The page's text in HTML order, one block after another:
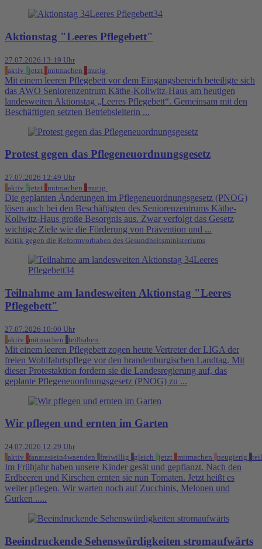
Aktionstag "Leeres Pflegebett"
27.07.2026 13:19 Uhr
aktiv
jetzt mitmachen mutig
Mit einem leeren Pflegebett vor dem Eingangsbereich beteiligte sich
das AWO Seniorenzentrum Käthe-Kollwitz-Haus am heutigen
landesweiten Aktionstag „Leeres Pflegebett“. Gemeinsam mit den
Beschäftigten setzten Betriebsleiterin ...
Protest gegen das Pflegeneuordnungsgesetz
27.07.2026 12:49 Uhr
aktiv
jetzt mitmachen mutig
Die geplanten Änderungen im Pflegeneuordnungsgesetz (PNOG)
lösen auch bei den Beschäftigten des Seniorenzentrums Käthe-
Kollwitz-Haus große Besorgnis aus. Zwar verfolgt das Gesetz
wichtige Ziele wie die Förderung von Prävention und ...
Kritik gegen die Reformvorhaben des Gesundheitsministeriums
Teilnahme am landesweiten Aktionstag "Leeres
Pflegebett"
27.07.2026 10:00 Uhr
aktiv
mitmachen teilhaben
Mit einem leeren Pflegebett zogen heute Vertreter der LIGA der
freien Wohlfahrtspflege vor den brandenburgischen Landtag. Mit
dieser Protestaktion fordern sie die Landesregierung auf, das
geplante Pflegeneuordnungsgesetz (PNOG) zu ...
Wir pflegen und ernten im Garten
24.07.2026 12:29 Uhr
aktiv
fanatasiein4waenden freiwillig gleich jetzt mitmachen neugierig
Im Frühjahr haben unsere Kinder gesät und gepflanzt. Nach den
Erdbeeren und Kirschen ernten sie nun Tomaten. Jetzt heißt es
weiter pflegen. Wir warten noch auf Zucchinis, Melonen und
Gurken .....
Beeindruckende Sehenswürdigkeiten stromaufwärts